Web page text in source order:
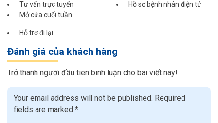
Tư vấn trực tuyến
Mở cửa cuối tuần
Hồ sơ bệnh nhân điện tử
Hỗ trợ đi lại
Đánh giá của khách hàng
Trở thành người đầu tiên bình luận cho bài viết này!
Your email address will not be published. Required
fields are marked *